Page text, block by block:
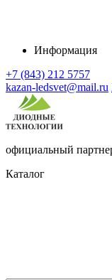
Информация
+7 (843) 212 5757
kazan-ledsvet@mail.ru
официальный
Каталог